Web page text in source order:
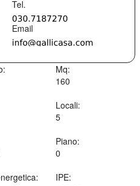
Mq:
160
Locali:
5
Piano:
0
IPE: